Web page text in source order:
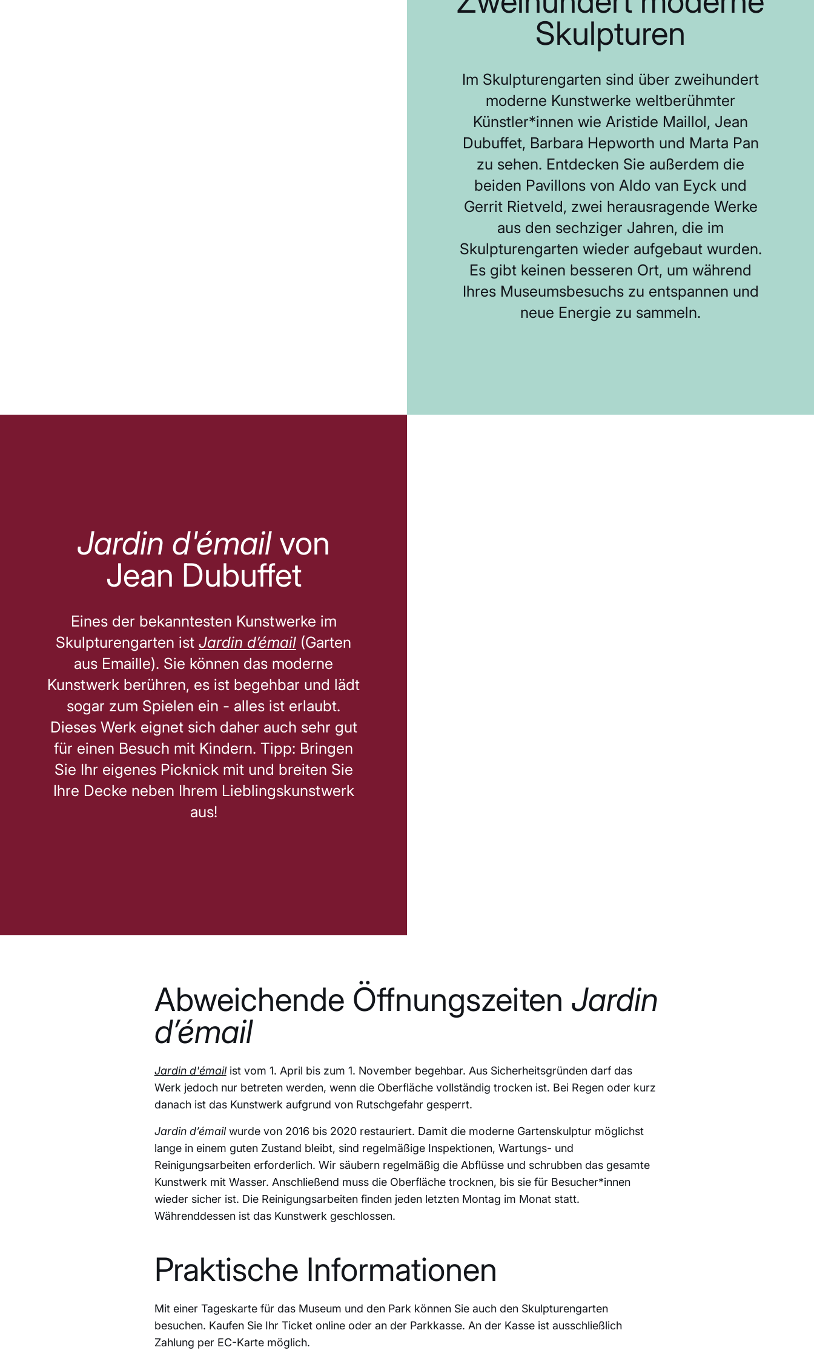
Skulpturen
Im Skulpturengarten sind über zweihundert
moderne Kunstwerke weltberühmter
Künstler*innen wie Aristide Maillol, Jean
Dubuffet, Barbara Hepworth und Marta Pan
zu sehen. Entdecken Sie außerdem die
beiden Pavillons von Aldo van Eyck und
Gerrit Rietveld, zwei herausragende Werke
aus den sechziger Jahren, die im
Skulpturengarten wieder aufgebaut wurden.
Es gibt keinen besseren Ort, um während
Ihres Museumsbesuchs zu entspannen und
neue Energie zu sammeln.
Jardin d'émailvon
Jean Dubuffet
Eines der bekanntesten Kunstwerke im
Skulpturengarten ist Jardin d’émail (Garten
aus Emaille). Sie können das moderne
Kunstwerk berühren, es ist begehbar und lädt
sogar zum Spielen ein - alles ist erlaubt.
Dieses Werk eignet sich daher auch sehr gut
für einen Besuch mit Kindern. Tipp: Bringen
Sie Ihr eigenes Picknick mit und breiten Sie
Ihre Decke neben Ihrem Lieblingskunstwerk
aus!
Abweichende Öffnungszeiten Jardin
d’émail
Jardin d'émailist vom 1. April bis zum 1. November begehbar. Aus Sicherheitsgründen darf das
Werk jedoch nur betreten werden, wenn die Oberfläche vollständig trocken ist. Bei Regen oder kurz
danach ist das Kunstwerk aufgrund von Rutschgefahr gesperrt.
Jardin d’émailwurde von 2016 bis 2020 restauriert. Damit die moderne Gartenskulptur möglichst
lange in einem guten Zustand bleibt, sind regelmäßige Inspektionen, Wartungs- und
Reinigungsarbeiten erforderlich. Wir säubern regelmäßig die Abflüsse und schrubben das gesamte
Kunstwerk mit Wasser. Anschließend muss die Oberfläche trocknen, bis sie für Besucher*innen
wieder sicher ist. Die Reinigungsarbeiten finden jeden letzten Montag im Monat statt.
Währenddessen ist das Kunstwerk geschlossen.
Praktische Informationen
Mit einer Tageskarte für das Museum und den Park können Sie auch den Skulpturengarten
besuchen. Kaufen Sie Ihr Ticket online oder an der Parkkasse. An der Kasse ist ausschließlich
Zahlung per EC-Karte möglich.